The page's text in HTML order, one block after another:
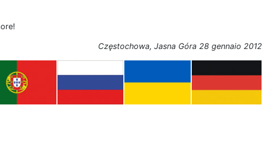
Częstochowa, Jasna Góra 28 gennaio 2012